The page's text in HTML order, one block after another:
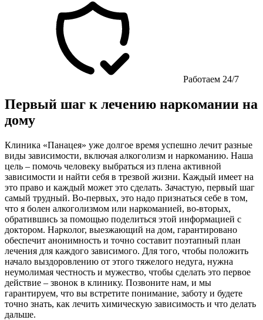
Работаем 24/7
Первый шаг к лечению наркомании на
дому
Клиника «Панацея» уже долгое время успешно лечит разные
виды зависимости, включая алкоголизм и наркоманию. Наша
цель – помочь человеку выбраться из плена активной
зависимости и найти себя в трезвой жизни. Каждый имеет на
это право и каждый может это сделать. Зачастую, первый шаг
самый трудный. Во-первых, это надо признаться себе в том,
что я болен алкоголизмом или наркоманией, во-вторых,
обратившись за помощью поделиться этой информацией с
доктором. Нарколог, выезжающий на дом, гарантировано
обеспечит анонимность и точно составит поэтапный план
лечения для каждого зависимого. Для того, чтобы положить
начало выздоровлению от этого тяжелого недуга, нужна
неумолимая честность и мужество, чтобы сделать это первое
действие – звонок в клинику. Позвоните нам, и мы
гарантируем, что вы встретите понимание, заботу и будете
точно знать, как лечить химическую зависимость и что делать
дальше.